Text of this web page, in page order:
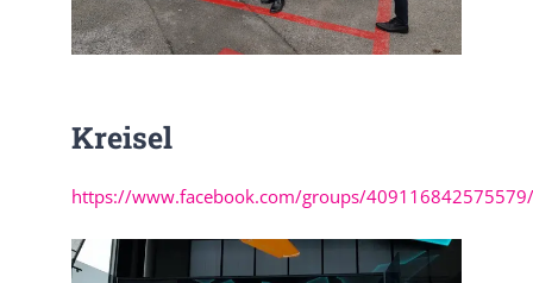
Kreisel
https://www.facebook.com/groups/